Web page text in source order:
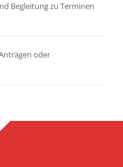
Begleitung zu Terminen
oder